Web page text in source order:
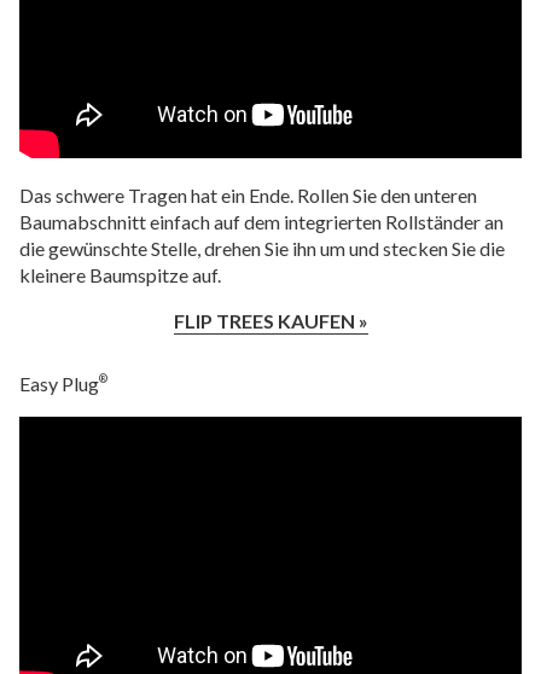
Das schwere Tragen hat ein Ende. Rollen Sie den unteren
Baumabschnitt einfach auf dem integrierten Rollständer an
die gewünschte Stelle, drehen Sie ihn um und stecken Sie die
kleinere Baumspitze auf.
FLIP TREES KAUFEN »
Easy Plug®